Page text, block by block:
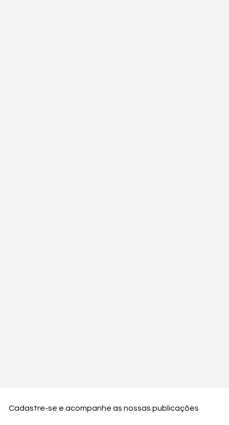
Cadastre-se e acompanhe as nossas publicações